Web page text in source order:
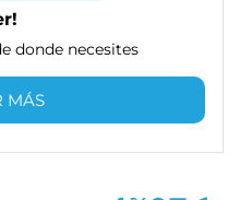
donde necesites
MÁS